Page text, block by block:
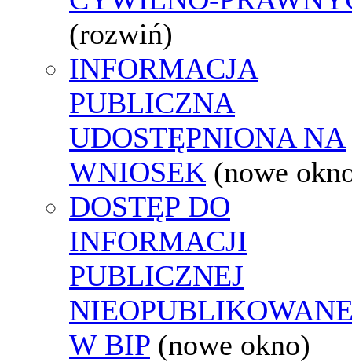
(rozwiń)
INFORMACJA
PUBLICZNA
UDOSTĘPNIONA NA
WNIOSEK (nowe
DOSTĘP DO
INFORMACJI
PUBLICZNEJ
W BIP (nowe okno)